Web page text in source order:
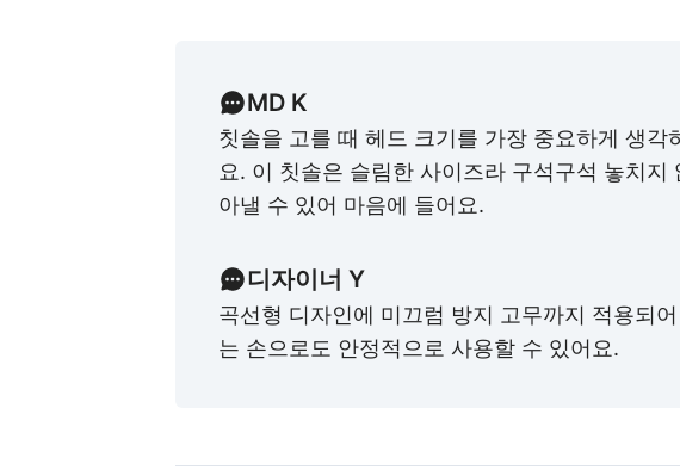
MD K
칫솔을 고를 때 헤드 크기를 가장 중요하게 생각
요. 이 칫솔은 슬림한 사이즈라 구석구석 놓치지
아낼 수 있어 마음에 들어요.
디자이너 Y
곡선형 디자인에 미끄럼 방지 고무까지 적용되
는 손으로도 안정적으로 사용할 수 있어요.